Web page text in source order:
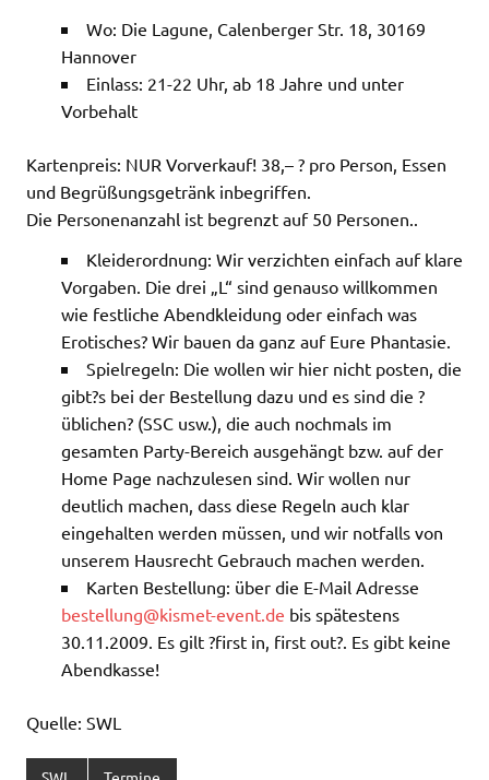
Wo: Die Lagune, Calenberger Str. 18, 30169
Hannover
Einlass: 21-22 Uhr, ab 18 Jahre und unter
Vorbehalt
Kartenpreis: NUR Vorverkauf! 38,– ? pro Person, Essen
und Begrüßungsgetränk inbegriffen.
Die Personenanzahl ist begrenzt auf 50 Personen..
Kleiderordnung: Wir verzichten einfach auf klare
Vorgaben. Die drei „L“ sind genauso willkommen
wie festliche Abendkleidung oder einfach was
Erotisches? Wir bauen da ganz auf Eure Phantasie.
Spielregeln: Die wollen wir hier nicht posten, die
gibt?s bei der Bestellung dazu und es sind die ?
üblichen? (SSC usw.), die auch nochmals im
gesamten Party-Bereich ausgehängt bzw. auf der
Home Page nachzulesen sind. Wir wollen nur
deutlich machen, dass diese Regeln auch klar
eingehalten werden müssen, und wir notfalls von
unserem Hausrecht Gebrauch machen werden.
Karten Bestellung: über die E-Mail Adresse
bestellung@kismet-event.de bis spätestens
30.11.2009. Es gilt ?first in, first out?. Es gibt keine
Abendkasse!
Quelle: SWL